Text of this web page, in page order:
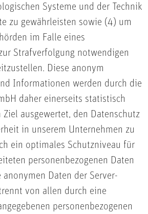
Systeme und der Technik
zu gewährleisten sowie (4) um
im Falle eines
Strafverfolgung notwendigen
Diese anonym
Informationen werden durch die
daher einerseits statistisch
ausgewertet, den Datenschutz
in unserem Unternehmen zu
ein optimales Schutzniveau für
personenbezogenen Daten
Daten der Server-
von allen durch eine
personenbezogenen